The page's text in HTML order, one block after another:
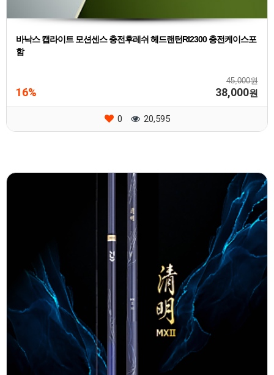
바낙스 캡라이트 모션센스 충전후레쉬 헤드랜턴Rl2300 충전케이스포
함
45,000원
16% 38,000원
0 20,595